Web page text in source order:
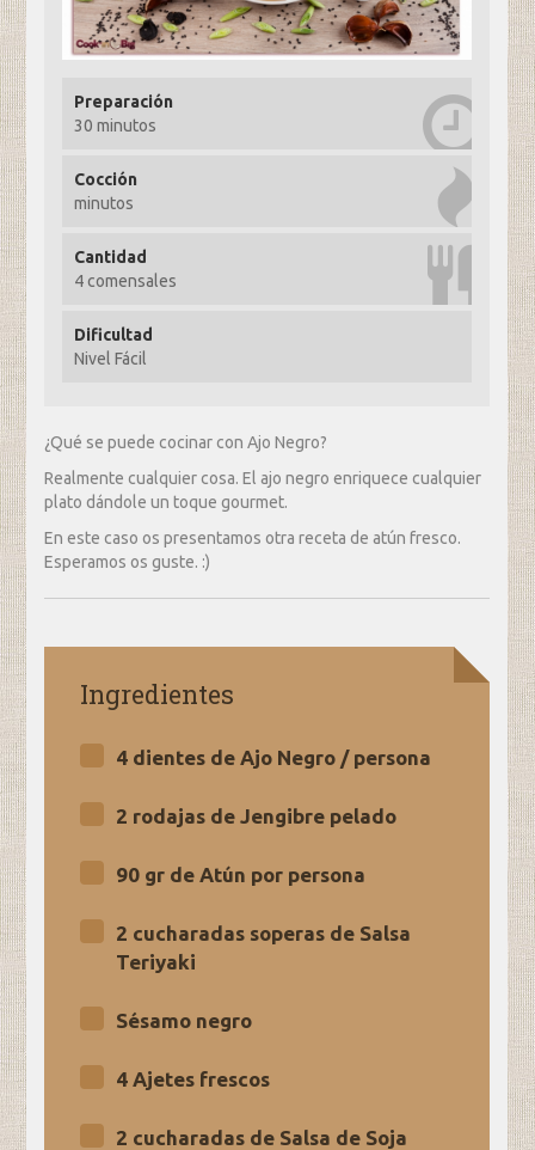
Preparación
30 minutos
Cocción
minutos
Cantidad
4 comensales
Dificultad
Nivel Fácil
¿Qué se puede cocinar con Ajo Negro?
Realmente cualquier cosa. El ajo negro enriquece cualquier
plato dándole un toque gourmet.
En este caso os presentamos otra receta de atún fresco.
Esperamos os guste. :)
Ingredientes
4 dientes de Ajo Negro / persona
2 rodajas de Jengibre pelado
90 gr de Atún por persona
2 cucharadas soperas de Salsa
Teriyaki
Sésamo negro
4 Ajetes frescos
2 cucharadas de Salsa de Soja